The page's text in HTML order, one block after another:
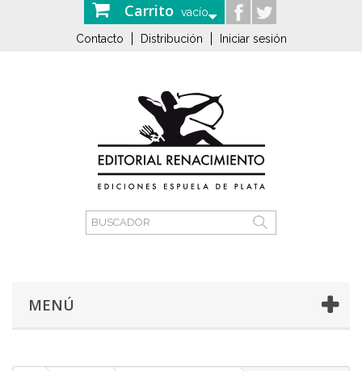
Carrito vacío
Contacto Distribución Iniciar sesión
MENÚ